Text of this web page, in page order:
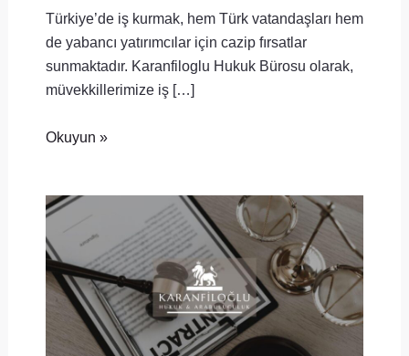
Türkiye’de iş kurmak, hem Türk vatandaşları hem
de yabancı yatırımcılar için cazip fırsatlar
sunmaktadır. Karanfiloglu Hukuk Bürosu olarak,
müvekkillerimize iş […]
Okuyun »